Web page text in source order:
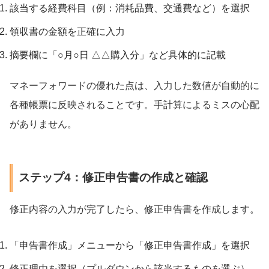
該当する経費科目（例：消耗品費、交通費など）を選択
領収書の金額を正確に入力
摘要欄に「○月○日 △△購入分」など具体的に記載
マネーフォワードの優れた点は、入力した数値が自動的に
各種帳票に反映されることです。手計算によるミスの心配
がありません。
ステップ4：修正申告書の作成と確認
修正内容の入力が完了したら、修正申告書を作成します。
「申告書作成」メニューから「修正申告書作成」を選択